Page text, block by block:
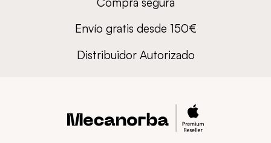
Envío gratis desde 150€
Distribuidor Autorizado